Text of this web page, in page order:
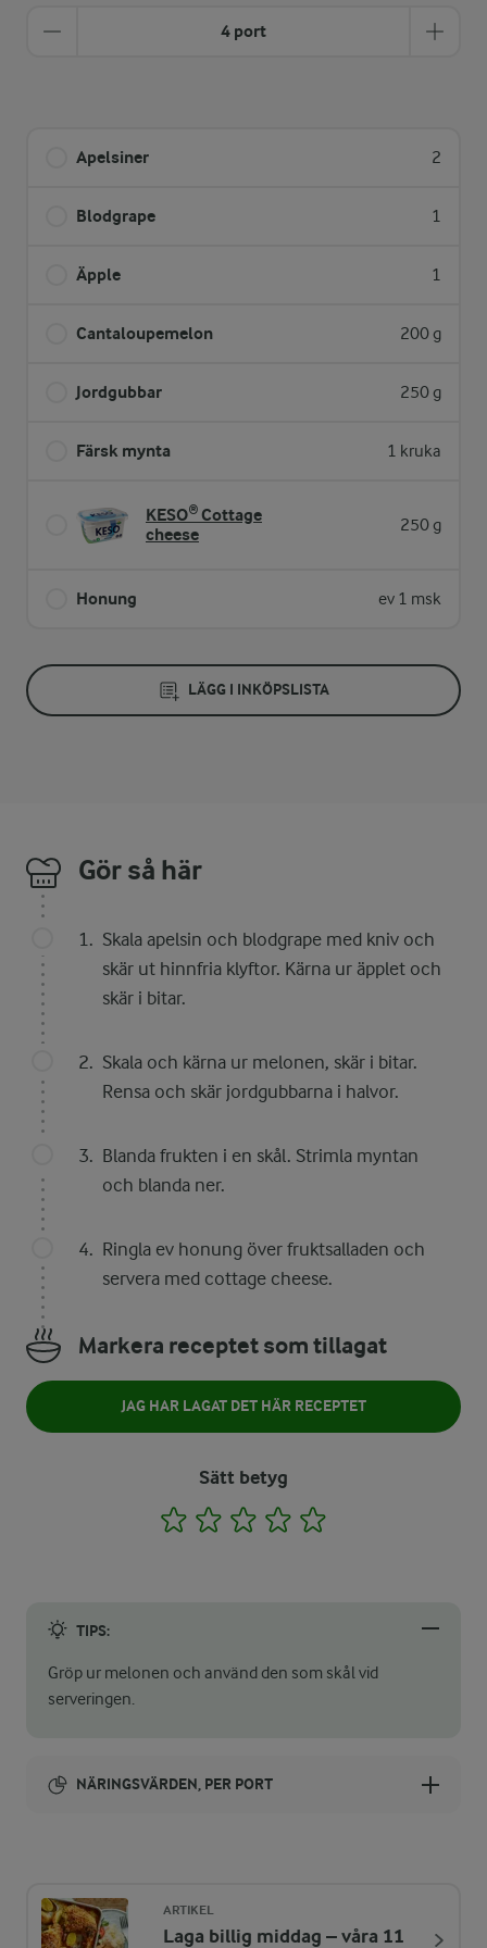
4 port
Apelsiner 2
Blodgrape 1
Äpple 1
Cantaloupemelon 200 g
Jordgubbar 250 g
Färsk mynta 1 kruka
KESO® Cottage
cheese
250 g
Honung ev 1 msk
LÄGG I INKÖPSLISTA
Gör så här
Skala apelsin och blodgrape med kniv och
skär ut hinnfria klyftor. Kärna ur äpplet och
skär i bitar.
Skala och kärna ur melonen, skär i bitar.
Rensa och skär jordgubbarna i halvor.
Blanda frukten i en skål. Strimla myntan
och blanda ner.
Ringla ev honung över fruktsalladen och
servera med cottage cheese.
Markera receptet som tillagat
JAG HAR LAGAT DET HÄR RECEPTET
Sätt betyg
1 2 3 4
TIPS:
Gröp ur melonen och använd den som skål vid
serveringen.
NÄRINGSVÄRDEN, PER PORT
ARTIKEL
Laga billig middag – våra 11